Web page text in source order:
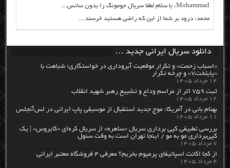
Mohammad: با سلام لطفا سریال جومونگ را بدون سانس...
محمد: درود بر شما از این که راضی هستید خرسند...
دانلود سریال ایرانی جدید …
«اسباب زحمت» و تکرار موقعیت آبروداری در خواستگاری؛ شباهت با
«پایتخت۷» و چرخه تکرار
۱۴ مرداد ۱۴۰۵
ثبت ۷۵۹ اثر از مراسم وداع و تشییع رهبر شهید انقلاب
۱۲ مرداد ۱۴۰۵
بهنام بانی در آمریکا: موج جدید استقبال از موسیقی پاپ ایرانی در لس‌آنجلس
۱۱ مرداد ۱۴۰۵
بررسی تطبیقی کپی برداری سریال «ساهره» از سریال کره‌ای «کایروس» | یک
کپی‌برداری مو به مو / اینجا تهران است به وقت سئول
۷ مرداد ۱۴۰۵
از کجا اکانت اسپاتیفای پرمیوم بخریم؟ معرفی ۴ فروشگاه معتبر ایرانی
۴ مرداد ۱۴۰۵